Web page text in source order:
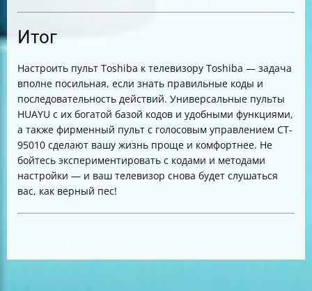
Итог
Настроить пульт Toshiba к телевизору Toshiba — задача
вполне посильная, если знать правильные коды и
последовательность действий. Универсальные пульты
HUAYU с их богатой базой кодов и удобными функциями,
а также фирменный пульт с голосовым управлением CT-
95010 сделают вашу жизнь проще и комфортнее. Не
бойтесь экспериментировать с кодами и методами
настройки — и ваш телевизор снова будет слушаться
вас, как верный пес!